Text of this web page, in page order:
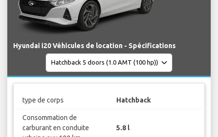
Hyundai i20 Véhicules de location - Spécifications
type de corps Hatchback
Consommation de
carburant en conduite
5.8 l